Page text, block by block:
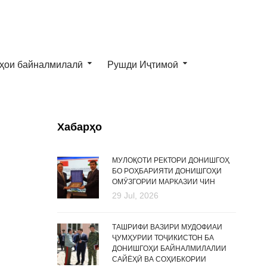
байналмилалӣ Рушди Иҷтимоӣ
Хабарҳо
МУЛОҚОТИ РЕКТОРИ ДОНИШГОҲ
БО РОҲБАРИЯТИ ДОНИШГОҲИ
ОМӮЗГОРИИ МАРКАЗИИ ЧИН
29 Jul, 2026
ТАШРИФИ ВАЗИРИ МУДОФИАИ
ҶУМҲУРИИ ТОҶИКИСТОН БА
ДОНИШГОҲИ БАЙНАЛМИЛАЛИИ
САЙЁҲӢ ВА СОҲИБКОРИИ